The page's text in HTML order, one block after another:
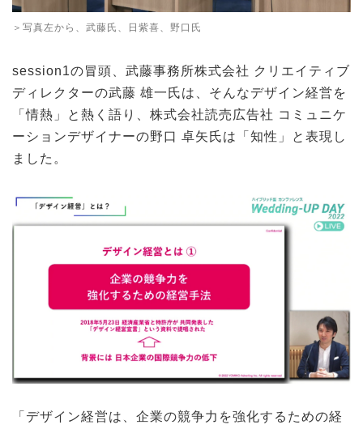
＞写真左から、武藤氏、日紫喜、野口氏
session1の冒頭、武藤事務所株式会社 クリエイティブ
ディレクターの武藤 雄一氏は、そんなデザイン経営を
「情熱」と熱く語り、株式会社読売広告社 コミュニケ
ーションデザイナーの野口 卓矢氏は「知性」と表現し
ました。
「デザイン経営は、企業の競争力を強化するための経